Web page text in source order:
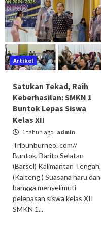
Artikel
Satukan Tekad, Raih
Keberhasilan: SMKN 1
Buntok Lepas Siswa
Kelas XII
1 tahun ago admin
Tribunburneo. com//
Buntok, Barito Selatan
(Barsel) Kalimantan Tengah,
(Kalteng ) Suasana haru dan
bangga menyelimuti
pelepasan siswa kelas XII
SMKN 1...